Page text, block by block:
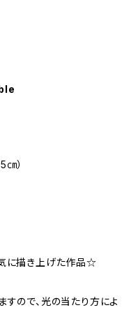
）
に描き上げた作品☆
ので、光の当たり方によ